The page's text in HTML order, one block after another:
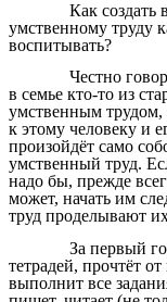
Как создать
умственному труду
воспитывать?
Честно
в семье кто-то из
умственным трудом,
к этому человеку и
произойдёт само
умственный труд.
надо бы, прежде
может, начать им
труд проделывают
За первый
тетрадей, прочтёт
выполнит все